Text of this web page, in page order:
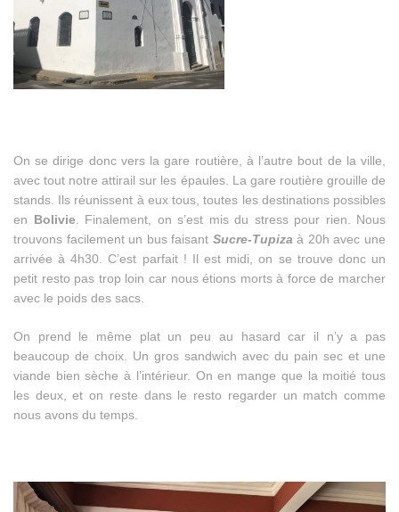
On se dirige donc vers la gare routière, à l’autre bout de la ville,
avec tout notre attirail sur les épaules. La gare routière grouille de
stands. Ils réunissent à eux tous, toutes les destinations possibles
en Bolivie. Finalement, on s’est mis du stress pour rien. Nous
trouvons facilement un bus faisant Sucre-Tupizaà 20h avec une
arrivée à 4h30. C’est parfait ! Il est midi, on se trouve donc un
petit resto pas trop loin car nous étions morts à force de marcher
avec le poids des sacs.
On prend le même plat un peu au hasard car il n’y a pas
beaucoup de choix. Un gros sandwich avec du pain sec et une
viande bien sèche à l’intérieur. On en mange que la moitié tous
les deux, et on reste dans le resto regarder un match comme
nous avons du temps.